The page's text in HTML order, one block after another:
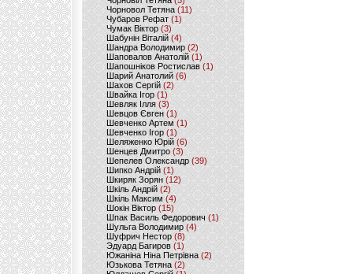
Чорновол Тетяна (11)
Чубаров Рефат (1)
Чумак Віктор(3)
Шабунін Віталій (4)
Шандра Володимир (2)
Шаповалов Анатолій(1)
Шапошніков Ростислав(1)
Шарий Анатолий(6)
Шахов Сергій(2)
Швайка Ігор (1)
Шевляк Ілля (3)
Шевцов Євген (1)
Шевченко Артем(1)
Шевченко Ігор(1)
Шеляженко Юрій (6)
Шенцев Дмитро (3)
Шепелев Олександр (39)
Шипко Андрій(1)
Шкиряк Зорян(12)
Шкіль Андрій(2)
Шкіль Максим (4)
Шокін Віктор (15)
Шпак Василь Федорович (1)
Шульга Володимир (4)
Шуфрич Нестор(8)
Эдуард Багиров (1)
Южаніна Ніна Петрівна (2)
Юзькова Тетяна(2)